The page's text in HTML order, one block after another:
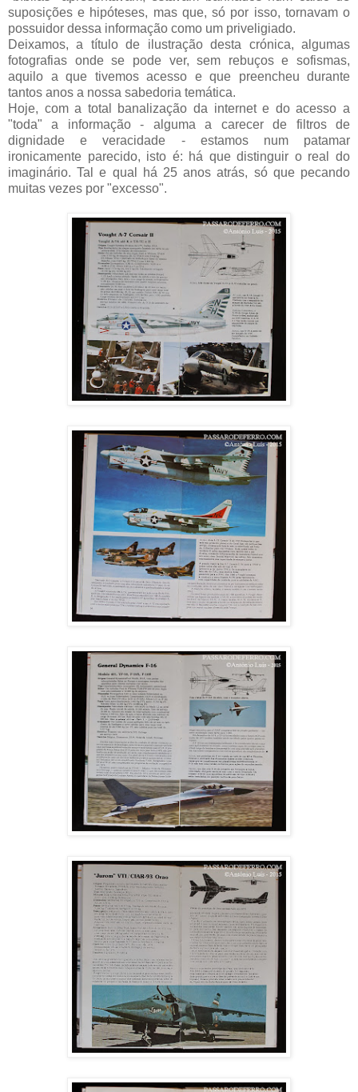
suposições e hipóteses, mas que, só por isso, tornavam o
possuidor dessa informação como um priveligiado.
Deixamos, a título de ilustração desta crónica, algumas
fotografias onde se pode ver, sem rebuços e sofismas,
aquilo a que tivemos acesso e que preencheu durante
tantos anos a nossa sabedoria temática.
Hoje, com a total banalização da internet e do acesso a
"toda" a informação - alguma a carecer de filtros de
dignidade e veracidade - estamos num patamar
ironicamente parecido, isto é: há que distinguir o real do
imaginário. Tal e qual há 25 anos atrás, só que pecando
muitas vezes por "excesso".